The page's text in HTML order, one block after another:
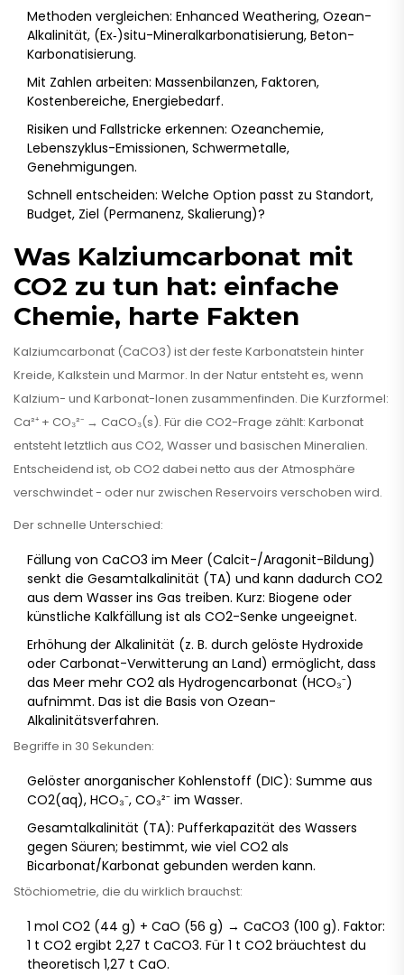
Methoden vergleichen: Enhanced Weathering, Ozean-
Alkalinität, (Ex‑)situ-Mineralkarbonatisierung, Beton-
Karbonatisierung.
Mit Zahlen arbeiten: Massenbilanzen, Faktoren,
Kostenbereiche, Energiebedarf.
Risiken und Fallstricke erkennen: Ozeanchemie,
Lebenszyklus-Emissionen, Schwermetalle,
Genehmigungen.
Schnell entscheiden: Welche Option passt zu Standort,
Budget, Ziel (Permanenz, Skalierung)?
Was Kalziumcarbonat mit
CO2 zu tun hat: einfache
Chemie, harte Fakten
Kalziumcarbonat (CaCO3) ist der feste Karbonatstein hinter
Kreide, Kalkstein und Marmor. In der Natur entsteht es, wenn
Kalzium- und Karbonat-Ionen zusammenfinden. Die Kurzformel:
Ca²⁺ + CO₃²⁻ → CaCO₃(s). Für die CO2-Frage zählt: Karbonat
entsteht letztlich aus CO2, Wasser und basischen Mineralien.
Entscheidend ist, ob CO2 dabei netto aus der Atmosphäre
verschwindet - oder nur zwischen Reservoirs verschoben wird.
Der schnelle Unterschied:
Fällung von CaCO3 im Meer (Calcit-/Aragonit-Bildung)
senkt die Gesamtalkalinität (TA) und kann dadurch CO2
aus dem Wasser ins Gas treiben. Kurz: Biogene oder
künstliche Kalkfällung ist als CO2-Senke ungeeignet.
Erhöhung der Alkalinität (z. B. durch gelöste Hydroxide
oder Carbonat-Verwitterung an Land) ermöglicht, dass
das Meer mehr CO2 als Hydrogencarbonat (HCO₃⁻)
aufnimmt. Das ist die Basis von Ozean-
Alkalinitätsverfahren.
Begriffe in 30 Sekunden:
Gelöster anorganischer Kohlenstoff (DIC): Summe aus
CO2(aq), HCO₃⁻, CO₃²⁻ im Wasser.
Gesamtalkalinität (TA): Pufferkapazität des Wassers
gegen Säuren; bestimmt, wie viel CO2 als
Bicarbonat/Karbonat gebunden werden kann.
Stöchiometrie, die du wirklich brauchst:
1 mol CO2 (44 g) + CaO (56 g) → CaCO3 (100 g). Faktor:
1 t CO2 ergibt 2,27 t CaCO3. Für 1 t CO2 bräuchtest du
theoretisch 1,27 t CaO.